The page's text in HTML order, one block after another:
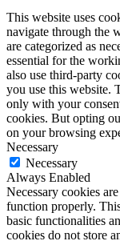
This website uses
navigate through the
are categorized as
essential for the
also use third-party
you use this website.
only with your
cookies. But opting
on your browsing
Necessary
Necessary
Always Enabled
Necessary cookies
function properly.
basic functionalities
cookies do not store